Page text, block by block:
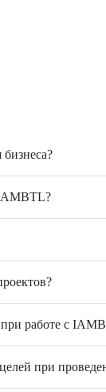
работе с
при